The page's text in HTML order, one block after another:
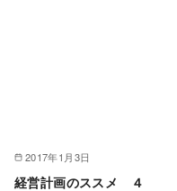
2017年1月3日
経営計画のススメ ４